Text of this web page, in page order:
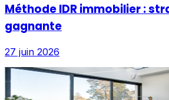
Méthode IDR immobilier :
gagnante
27 juin 2026